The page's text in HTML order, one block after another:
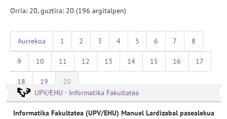
Orria: 20, guztira: 20 (196 argitalpen)
Aurrekoa 1 2 3 4 5 6 7 8
9 10 11 12 13 14 15 16 17
18 19
20
UPV/EHU · Informatika Fakultatea
Informatika Fakultatea (UPV/EHU) Manuel Lardizabal pasealekua